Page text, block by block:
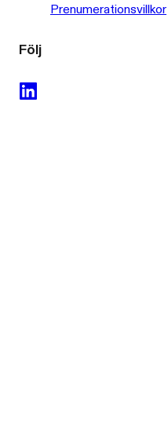
Prenumerationsvillkor
Följ